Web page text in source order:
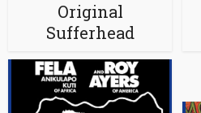
Original
Sufferhead